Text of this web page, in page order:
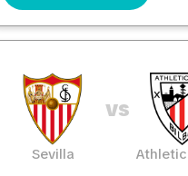
Sevilla
vs